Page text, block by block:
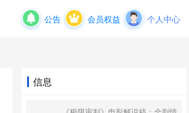
公告 会员权益 个人中心
信息